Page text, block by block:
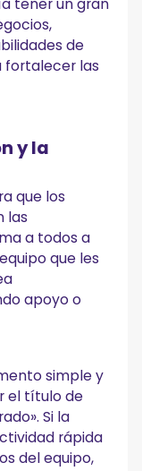
de
fortalecer las
y la
que los
las
a todos a
que les
apoyo o
simple y
el título de
Si la
rápida
del equipo,